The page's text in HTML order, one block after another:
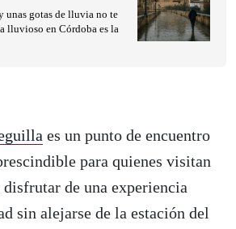
es un punto de encuentro
para quienes visitan
disfrutar de una experiencia
sin alejarse de la estación del
unas gotas de lluvia no te
lluvioso en Córdoba es la